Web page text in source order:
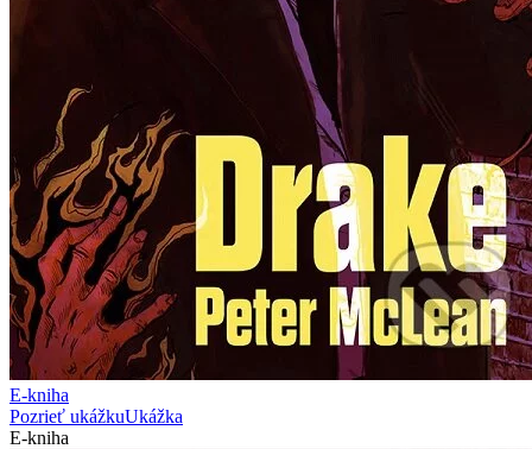
E-kniha
Pozrieť ukážkuUkážka
E-kniha